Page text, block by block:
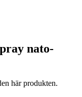
nato-
här produkten.